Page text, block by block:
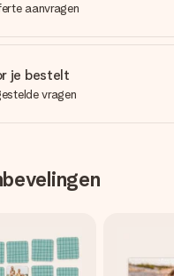
aanvragen
je bestelt
vragen